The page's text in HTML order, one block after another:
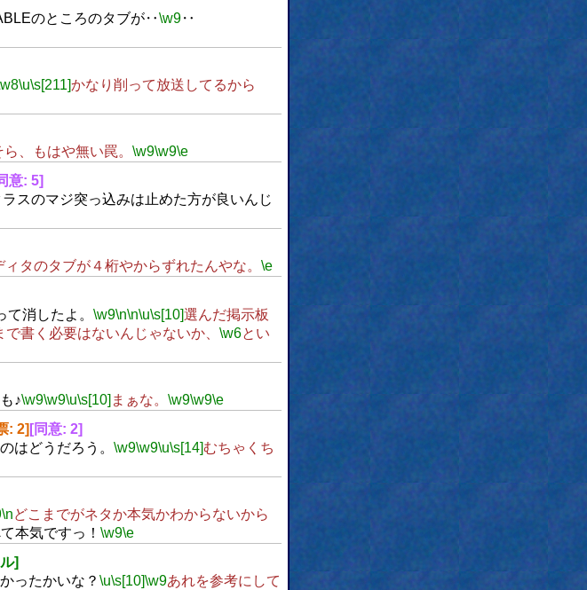
のところのタブが‥\w9‥
\u\s[211]かなり削って放送してるから
ら、もはや無い罠。 \w9\w9\e
意: 5]
スのマジ突っ込みは止めた方が良いんじ
ィタのタブが４桁やからずれたんやな。 \e
消したよ。 \w9\n\n\u\s[10]選んだ掲示板
で書く必要はないんじゃないか、 \w6とい
♪\w9\w9\u\s[10] まぁな。 \w9\w9\e
: 2] [同意: 2]
はどうだろう。 \w9\w9\u\s[14]むちゃくち
\nどこまでがネタか本気かわからないから
本気ですっ！ \w9\e
]
ったかいな？ \u\s[10]\w9あれを参考にして